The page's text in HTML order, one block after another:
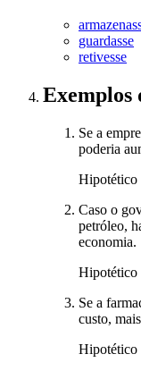
guardasse
retivesse
Exemplos
Se a
poderia
Hipotético
Caso o
petróleo,
economia.
Hipotético
Se a
custo,
Hipotético